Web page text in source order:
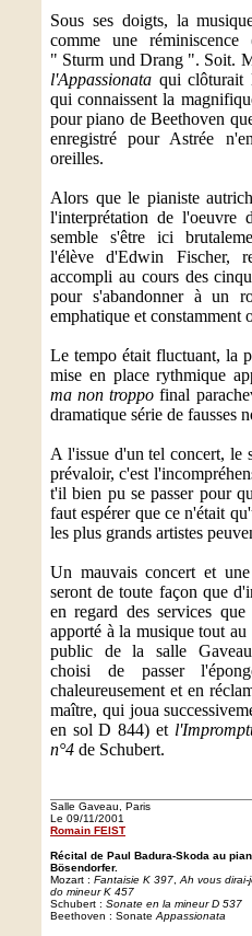
Sous ses doigts, la
comme une
" Sturm und Drang ". Soit.
l'Appassionata qui clôturait
qui connaissent la
pour piano de Beethoven
enregistré pour Astrée
oreilles.
Alors que le pianiste
l'interprétation de l'oeuvre
semble s'être ici
l'élève d'Edwin Fischer,
accompli au cours des
pour s'abandonner à un
emphatique et constamment
Le tempo était fluctuant, la
mise en place rythmique
ma non troppo final
dramatique série de fausses
A l'issue d'un tel concert, le
prévaloir, c'est
t'il bien pu se passer pour
faut espérer que ce n'était
les plus grands artistes
Un mauvais concert et
seront de toute façon que
en regard des services
apporté à la musique tout
public de la salle
choisi de passer
chaleureusement et en
maître, qui joua
en sol D 844) et
n°4 de Schubert.
Salle Gaveau, Paris
Le 09/11/2001
Romain FEIST
Récital de Paul Badura-Skoda au
Bösendorfer.
Mozart : Fantaisie K 397 Ah vous
do mineur K 457
Schubert : Sonate en la mineur D 537
Beethoven : Sonate Appassionata